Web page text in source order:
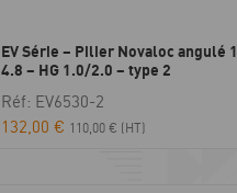
EV Série – Pilier Novaloc angulé
4.8 – HG 1.0/2.0 – type 2
Réf: EV6530-2
132,00€ 110,00€ (HT)